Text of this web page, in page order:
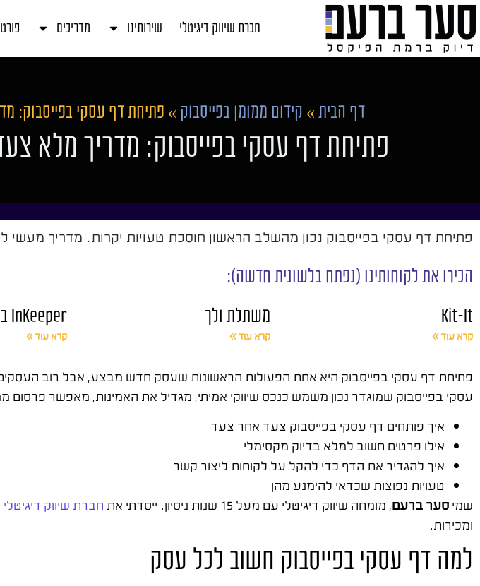
חברת שיווק דיגיטלי שירותינו מדריכים
דף הבית » קידום ממומן בפייסבוק » פתיחת דף עסקי בפייסבוק:
פתיחת דף עסקי בפייסבוק: מדריך מלא
פתיחת דף עסקי בפייסבוק נכון מהשלב הראשון חוסכת טעויות יקרות. מדריך
הכירו את לקוחותינו (נפתח בלשונית חדשה):
Kit-It
קרא עוד »
משתלת ולך
קרא עוד »
InKeeper בר אקטיבי
קרא עוד »
פתיחת דף עסקי בפייסבוק היא אחת הפעולות הראשונות שעסק חדש מבצע, אבל רוב העסקים
עסקי בפייסבוק שמוגדר נכון משמש כנכס שיווקי אמיתי, מגדיל את האמינות, מאפשר פרסום
איך פותחים דף עסקי בפייסבוק צעד אחר צעד
אילו פרטים חשוב למלא בדיוק מקסימלי
איך להגדיר את הדף כדי להקל על לקוחות ליצור קשר
טעויות נפוצות שכדאי להימנע מהן
שמיסער ברעם, מומחה שיווק דיגיטלי עם מעל 15 שנות ניסיון. ייסדתי את חברת שיווק דיגיטלי
ומכירות.
למה דף עסקי בפייסבוק חשוב לכל עסק